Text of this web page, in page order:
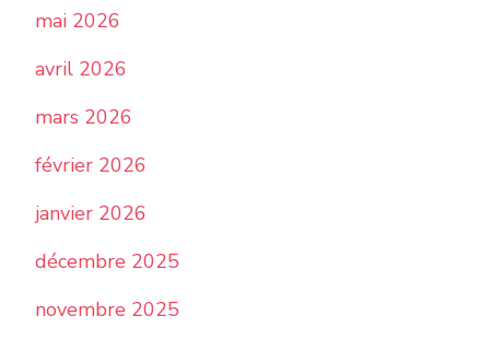
mai 2026
avril 2026
mars 2026
février 2026
janvier 2026
décembre 2025
novembre 2025